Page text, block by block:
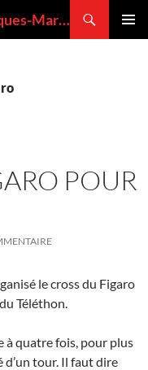
VOLCANMANIA : le blog de Jacques-Marie BARDINTZEFF, volcanologue
POUR
le cross du Figaro
Téléthon.
à quatre fois, pour plus
d’un tour. Il faut dire